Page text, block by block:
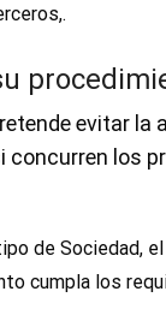
evitar
concurren los
de Sociedad,
cumpla los